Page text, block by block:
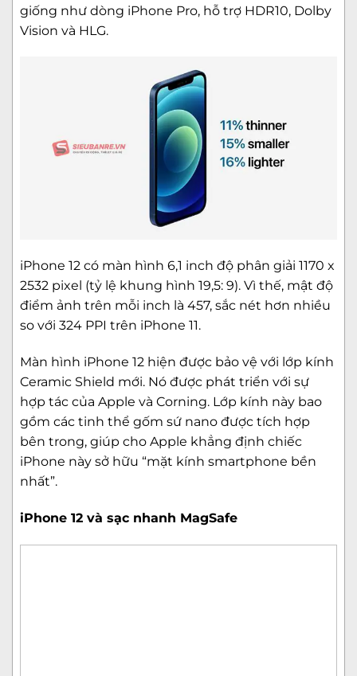
giống như dòng iPhone Pro, hỗ trợ HDR10, Dolby
Vision và HLG.
iPhone 12 có màn hình 6,1 inch độ phân giải 1170 x
2532 pixel (tỷ lệ khung hình 19,5: 9). Vì thế, mật độ
điểm ảnh trên mỗi inch là 457, sắc nét hơn nhiều
so với 324 PPI trên iPhone 11.
Màn hình iPhone 12 hiện được bảo vệ với lớp kính
Ceramic Shield mới. Nó được phát triển với sự
hợp tác của Apple và Corning. Lớp kính này bao
gồm các tinh thể gốm sứ nano được tích hợp
bên trong, giúp cho Apple khẳng định chiếc
iPhone này sở hữu “mặt kính smartphone bền
nhất”.
iPhone 12 và sạc nhanh MagSafe